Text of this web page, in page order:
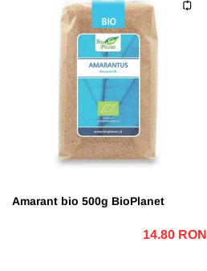
Amarant bio 500g BioPlanet
14.80 RON